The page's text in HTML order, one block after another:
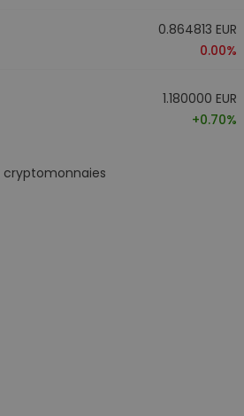
0.864813 EUR
0.00%
1.180000 EUR
+0.70%
cryptomonnaies